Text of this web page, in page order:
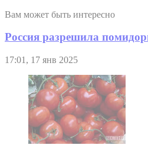
Вам может быть интересно
Россия разрешила
17:01, 17 янв 2025